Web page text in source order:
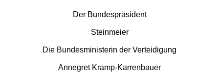
Der Bundespräsident
Steinmeier
Die Bundesministerin der Verteidigung
Annegret Kramp-Karrenbauer